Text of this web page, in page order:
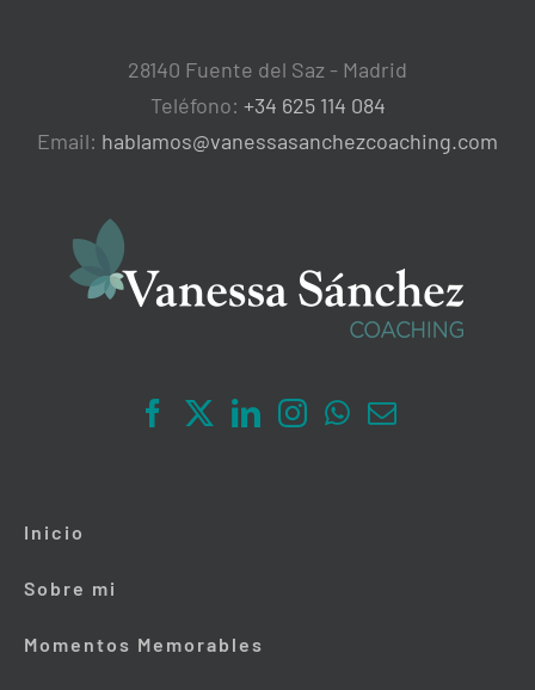
28140 Fuente del Saz - Madrid
Teléfono: +34 625 114 084
Email: hablamos@vanessasanchezcoaching.com
Inicio
Sobre mi
Momentos Memorables